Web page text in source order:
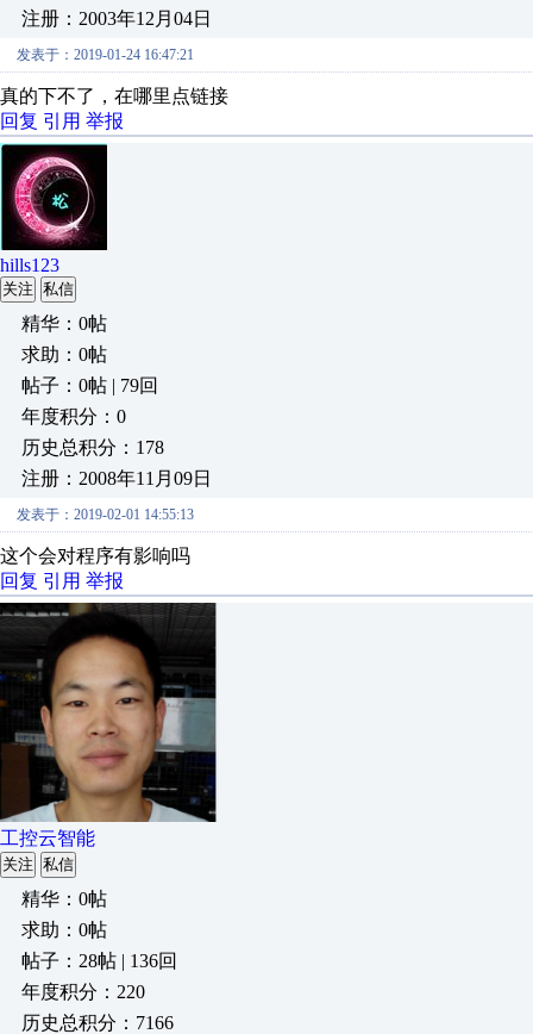
注册：2003年12月04日
发表于：2019-01-24 16:47:21
真的下不了，在哪里点链接
回复 引用 举报
hills123
关注 私信
精华：0帖
求助：0帖
帖子：0帖 | 79回
年度积分：0
历史总积分：178
注册：2008年11月09日
发表于：2019-02-01 14:55:13
这个会对程序有影响吗
回复 引用 举报
工控云智能
关注 私信
精华：0帖
求助：0帖
帖子：28帖 | 136回
年度积分：220
历史总积分：7166